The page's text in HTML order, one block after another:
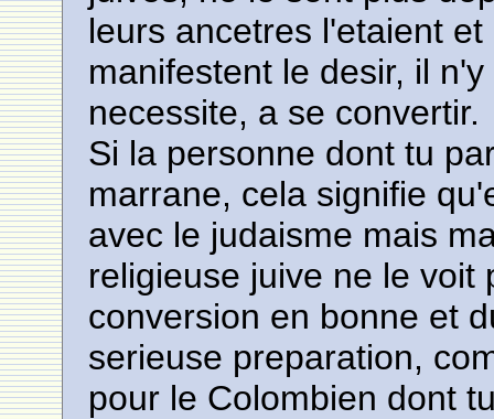
leurs ancetres l'etaient
manifestent le desir, il
necessite, a se convertir.
Si la personne dont tu
marrane, cela signifie
avec le judaisme mais
religieuse juive ne le voit
conversion en bonne et
serieuse preparation,
pour le Colombien dont